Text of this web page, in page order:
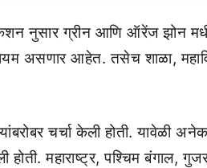
नुसार ग्रीन आणि ऑरेंज झोन
आहेत. तसेच शाळा,
चर्चा केली होती. यावेळी
होती. महाराष्ट्र, पश्चिम बंगाल,